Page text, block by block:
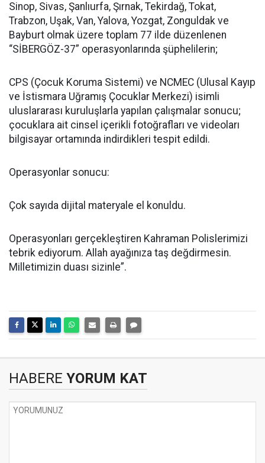
Sinop, Sivas, Şanlıurfa, Şırnak, Tekirdağ, Tokat,
Trabzon, Uşak, Van, Yalova, Yozgat, Zonguldak ve
Bayburt olmak üzere toplam 77 ilde düzenlenen
“SİBERGÖZ-37” operasyonlarında şüphelilerin;
CPS (Çocuk Koruma Sistemi) ve NCMEC (Ulusal Kayıp
ve İstismara Uğramış Çocuklar Merkezi) isimli
uluslararası kuruluşlarla yapılan çalışmalar sonucu;
çocuklara ait cinsel içerikli fotoğrafları ve videoları
bilgisayar ortamında indirdikleri tespit edildi.
Operasyonlar sonucu:
Çok sayıda dijital materyale el konuldu.
Operasyonları gerçekleştiren Kahraman Polislerimizi
tebrik ediyorum. Allah ayağınıza taş değdirmesin.
Milletimizin duası sizinle”.
HABERE YORUM KAT